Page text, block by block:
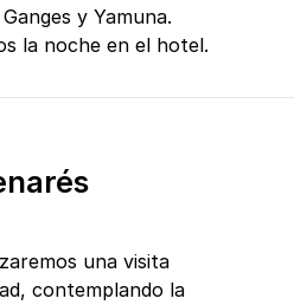
y Yamuna.
la noche en el hotel.
una visita
contemplando la